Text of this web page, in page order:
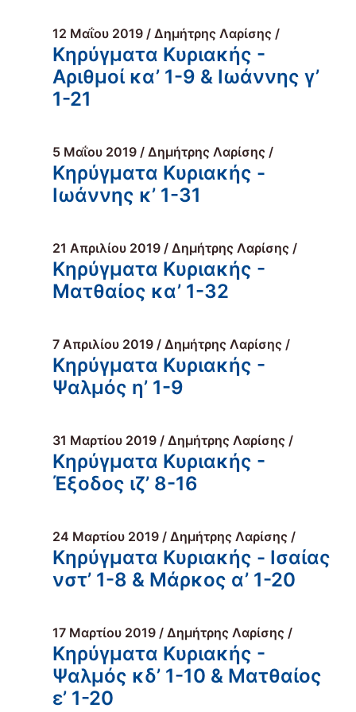
12 Μαΐου 2019 / Δημήτρης Λαρίσης /
Κηρύγματα Κυριακής -
Αριθμοί κα’ 1-9 & Ιωάννης γ’
1-21
5 Μαΐου 2019 / Δημήτρης Λαρίσης /
Κηρύγματα Κυριακής -
Ιωάννης κ’ 1-31
21 Απριλίου 2019 / Δημήτρης Λαρίσης /
Κηρύγματα Κυριακής -
Ματθαίος κα’ 1-32
7 Απριλίου 2019 / Δημήτρης Λαρίσης /
Κηρύγματα Κυριακής -
Ψαλμός η’ 1-9
31 Μαρτίου 2019 / Δημήτρης Λαρίσης /
Κηρύγματα Κυριακής -
Έξοδος ιζ’ 8-16
24 Μαρτίου 2019 / Δημήτρης Λαρίσης /
Κηρύγματα Κυριακής - Ισαίας
νστ’ 1-8 & Μάρκος α’ 1-20
17 Μαρτίου 2019 / Δημήτρης Λαρίσης /
Κηρύγματα Κυριακής -
Ψαλμός κδ’ 1-10 & Ματθαίος
ε’ 1-20